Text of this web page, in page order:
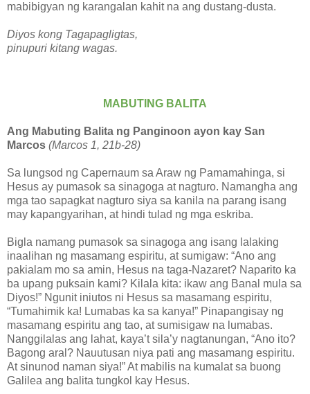
mabibigyan ng karangalan kahit na ang dustang-dusta.
Diyos kong Tagapagligtas,
pinupuri kitang wagas.
MABUTING BALITA
Ang Mabuting Balita ng Panginoon ayon kay San
Marcos (Marcos 1, 21b-28)
Sa lungsod ng Capernaum sa Araw ng Pamamahinga, si
Hesus ay pumasok sa sinagoga at nagturo. Namangha ang
mga tao sapagkat nagturo siya sa kanila na parang isang
may kapangyarihan, at hindi tulad ng mga eskriba.
Bigla namang pumasok sa sinagoga ang isang lalaking
inaalihan ng masamang espiritu, at sumigaw: “Ano ang
pakialam mo sa amin, Hesus na taga-Nazaret? Naparito ka
ba upang puksain kami? Kilala kita: ikaw ang Banal mula sa
Diyos!” Ngunit iniutos ni Hesus sa masamang espiritu,
“Tumahimik ka! Lumabas ka sa kanya!” Pinapangisay ng
masamang espiritu ang tao, at sumisigaw na lumabas.
Nanggilalas ang lahat, kaya’t sila’y nagtanungan, “Ano ito?
Bagong aral? Nauutusan niya pati ang masamang espiritu.
At sinunod naman siya!” At mabilis na kumalat sa buong
Galilea ang balita tungkol kay Hesus.